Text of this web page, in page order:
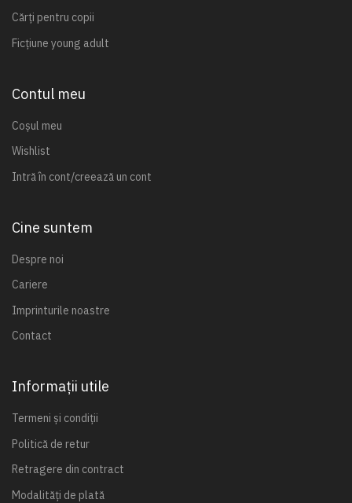
Cărți pentru copii
Ficțiune young adult
Contul meu
Coșul meu
Wishlist
Intră în cont/creează un cont
Cine suntem
Despre noi
Cariere
Imprinturile noastre
Contact
Informații utile
Termeni și condiții
Politică de retur
Retragere din contract
Modalități de plată